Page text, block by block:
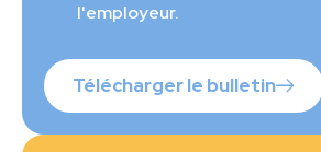
l'employeur.
Télécharger le bulletin